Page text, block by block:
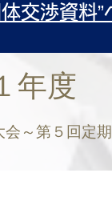
交渉資料”
年度
会～第５回定